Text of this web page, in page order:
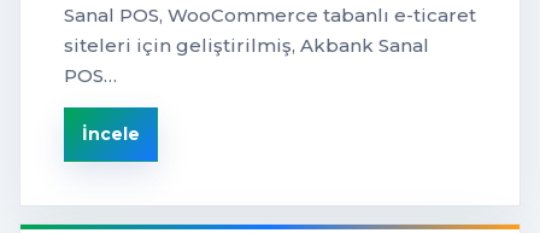
Sanal POS, WooCommerce tabanlı e-ticaret
siteleri için geliştirilmiş, Akbank Sanal
POS…
İncele